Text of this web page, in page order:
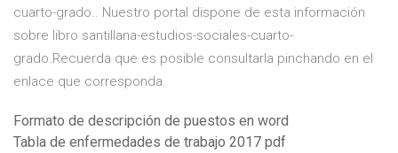
cuarto-grado.. Nuestro portal dispone de esta información
sobre libro santillana-estudios-sociales-cuarto-
grado.Recuerda que es posible consultarla pinchando en el
enlace que corresponda.
Formato de descripción de puestos en word
Tabla de enfermedades de trabajo 2017 pdf